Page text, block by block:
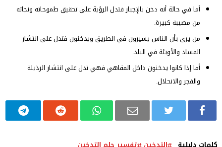
أما في حالة أنه دخن بالإجبار فتدل الرؤية على تحقيق طموحاته ونجاته
من مصيبة كبيرة.
من يرى بأن الناس يسيرون في الطريق ويدخنون فتدل على انتشار
الفساد والأوبئة في البلد.
أما إذا كانوا يدخنون داخل المقاهي فهي تدل على انتشار الرذيلة
والفجر والانحلال.